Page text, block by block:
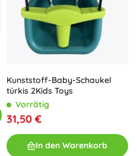
Kunststoff-Baby-Schaukel
türkis 2Kids Toys
Vorrätig
31,50 €
In den Warenkorb